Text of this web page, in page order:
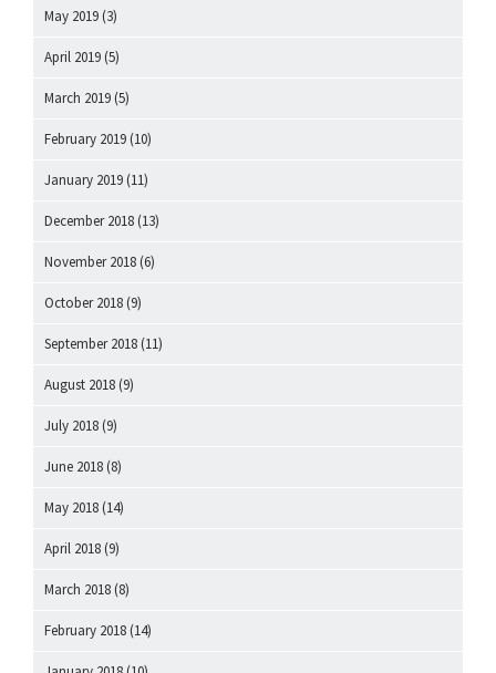
May 2019 (3)
April 2019 (5)
March 2019 (5)
February 2019 (10)
January 2019 (11)
December 2018 (13)
November 2018 (6)
October 2018 (9)
September 2018 (11)
August 2018 (9)
July 2018 (9)
June 2018 (8)
May 2018 (14)
April 2018 (9)
March 2018 (8)
February 2018 (14)